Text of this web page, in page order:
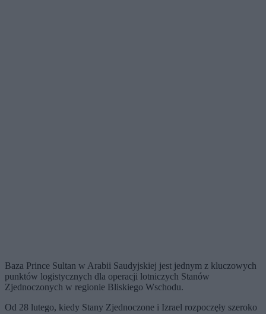
Baza Prince Sultan w Arabii Saudyjskiej jest jednym z kluczowych
punktów logistycznych dla operacji lotniczych Stanów
Zjednoczonych w regionie Bliskiego Wschodu.
Od 28 lutego, kiedy Stany Zjednoczone i Izrael rozpoczęły szeroko